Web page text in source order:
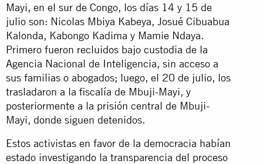
Mayi, en el sur de Congo, los días 14 y 15 de
julio son: Nicolas Mbiya Kabeya, Josué Cibuabua
Kalonda, Kabongo Kadima y Mamie Ndaya.
Primero fueron recluidos bajo custodia de la
Agencia Nacional de Inteligencia, sin acceso a
sus familias o abogados; luego, el 20 de julio, los
trasladaron a la fiscalía de Mbuji-Mayi, y
posteriormente a la prisión central de Mbuji-
Mayi, donde siguen detenidos.
Estos activistas en favor de la democracia habían
estado investigando la transparencia del proceso